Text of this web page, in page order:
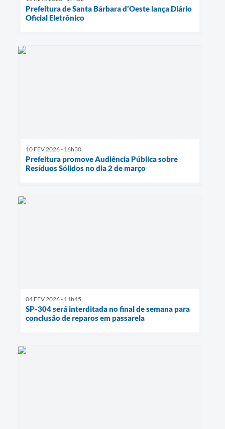
Prefeitura de Santa Bárbara d’Oeste lança Diário
Oficial Eletrônico
10 FEV 2026 - 16h30
Prefeitura promove Audiência Pública sobre
Resíduos Sólidos no dia 2 de março
04 FEV 2026 - 11h45
SP-304 será interditada no final de semana para
conclusão de reparos em passarela